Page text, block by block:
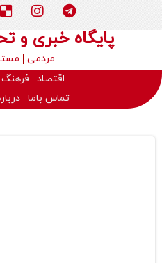
پایگاه خبری و
مردمی
اقتصاد
فرهنگ
تماس باما